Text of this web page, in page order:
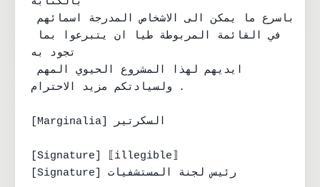
باسرع ما يمكن الى الاشخاص المدرجة اسمائهم
تجود به
ايديهم لهذا المشروع الحيوي المهم
ولسيادتكم مزيد الاحترام .
[Marginalia] السكرتير
[Signature] ⟦illegible⟧
[Signature] رئيس لجنة المستشفيات